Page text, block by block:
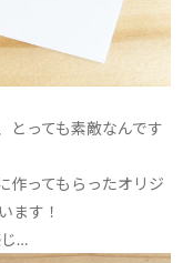
とっても素敵なんです
作ってもらったオリジ
ます！
じ…